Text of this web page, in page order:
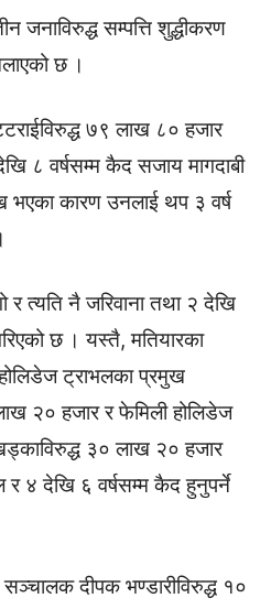
जनाविरुद्ध सम्पत्ति शुद्धीकरण
छ ।
७९ लाख ८० हजार
८ वर्षसम्म कैद सजाय मागदाबी
भएका कारण उनलाई थप ३ वर्ष
र त्यति नै जरिवाना तथा २ देखि
छ । यस्तै, मतियारका
होलिडेज ट्राभलका प्रमुख
२० हजार र फेमिली होलिडेज
३० लाख २० हजार
र ४ देखि ६ वर्षसम्म कैद हुनुपर्ने
दीपक भण्डारीविरुद्ध १०